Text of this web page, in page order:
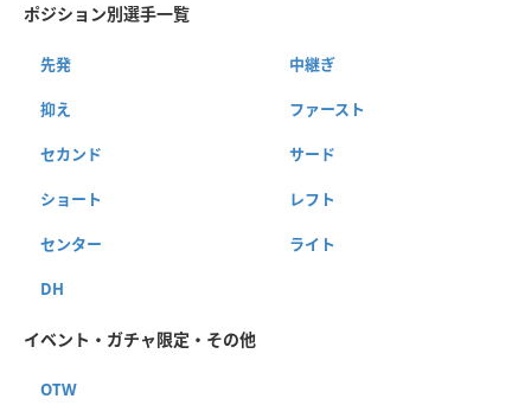
ポジション別選手一覧
先発 中継ぎ
抑え ファースト
セカンド サード
ショート レフト
センター ライト
DH
イベント・ガチャ限定・その他
OTW